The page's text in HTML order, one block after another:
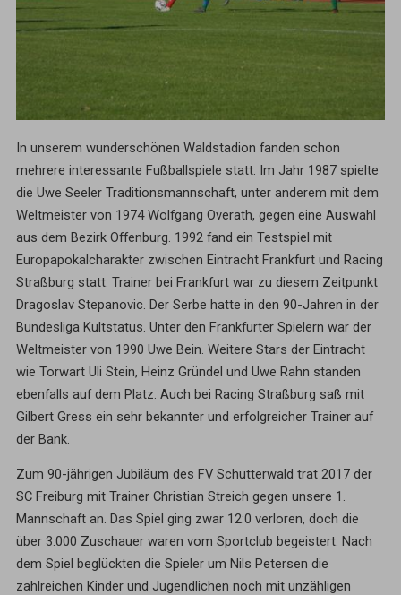
In unserem wunderschönen Waldstadion fanden schon
mehrere interessante Fußballspiele statt. Im Jahr 1987 spielte
die Uwe Seeler Traditionsmannschaft, unter anderem mit dem
Weltmeister von 1974 Wolfgang Overath, gegen eine Auswahl
aus dem Bezirk Offenburg. 1992 fand ein Testspiel mit
Europapokalcharakter zwischen Eintracht Frankfurt und Racing
Straßburg statt. Trainer bei Frankfurt war zu diesem Zeitpunkt
Dragoslav Stepanovic. Der Serbe hatte in den 90-Jahren in der
Bundesliga Kultstatus. Unter den Frankfurter Spielern war der
Weltmeister von 1990 Uwe Bein. Weitere Stars der Eintracht
wie Torwart Uli Stein, Heinz Gründel und Uwe Rahn standen
ebenfalls auf dem Platz. Auch bei Racing Straßburg saß mit
Gilbert Gress ein sehr bekannter und erfolgreicher Trainer auf
der Bank.
Zum 90-jährigen Jubiläum des FV Schutterwald trat 2017 der
SC Freiburg mit Trainer Christian Streich gegen unsere 1.
Mannschaft an. Das Spiel ging zwar 12:0 verloren, doch die
über 3.000 Zuschauer waren vom Sportclub begeistert. Nach
dem Spiel beglückten die Spieler um Nils Petersen die
zahlreichen Kinder und Jugendlichen noch mit unzähligen